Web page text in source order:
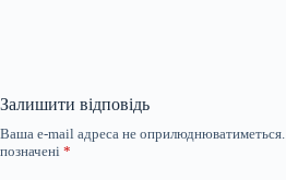
Залишити відповідь
Ваша e-mail адреса не оприлюднюватиметься.
позначені *